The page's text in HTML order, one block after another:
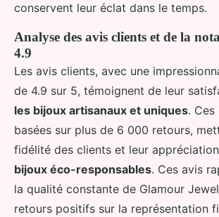
conservent leur éclat dans le temps.
Analyse des avis clients et de la
4.9
Les avis clients, avec une
de 4.9 sur 5, témoignent de leur
les bijoux artisanaux et uniques. Ces
basées sur plus de 6 000 retours,
fidélité des clients et leur
bijoux éco-responsables. Ces avis
la qualité constante de Glamour
retours positifs sur la représentation